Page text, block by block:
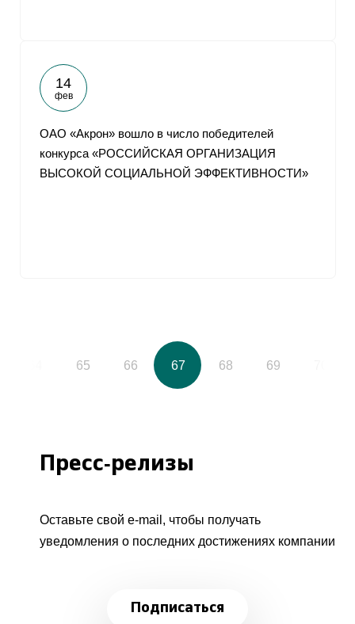
14
фев
ОАО «Акрон» вошло в число победителей
конкурса «РОССИЙСКАЯ ОРГАНИЗАЦИЯ
ВЫСОКОЙ СОЦИАЛЬНОЙ ЭФФЕКТИВНОСТИ»
65 66 67 68 69
Пресс-релизы
Оставьте свой e-mail, чтобы получать
уведомления о последних достижениях компании
Подписаться